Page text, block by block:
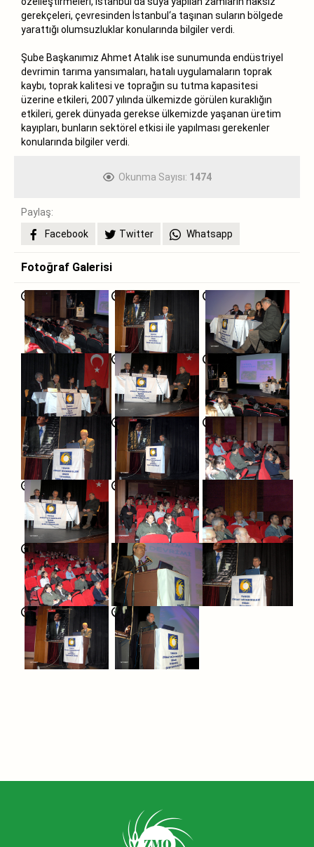
gerekçeleri, çevresinden İstanbul‘a taşınan suların bölgede
yarattığı olumsuzluklar konularında bilgiler verdi.
Şube Başkanımız Ahmet Atalık ise sunumunda endüstriyel
devrimin tarıma yansımaları, hatalı uygulamaların toprak
kaybı, toprak kalitesi ve toprağın su tutma kapasitesi
üzerine etkileri, 2007 yılında ülkemizde görülen kuraklığın
etkileri, gerek dünyada gerekse ülkemizde yaşanan üretim
kayıpları, bunların sektörel etkisi ile yapılması gerekenler
konularında bilgiler verdi.
Okunma Sayısı: 1474
Paylaş:
Facebook
Twitter Whatsapp
Fotoğraf Galerisi